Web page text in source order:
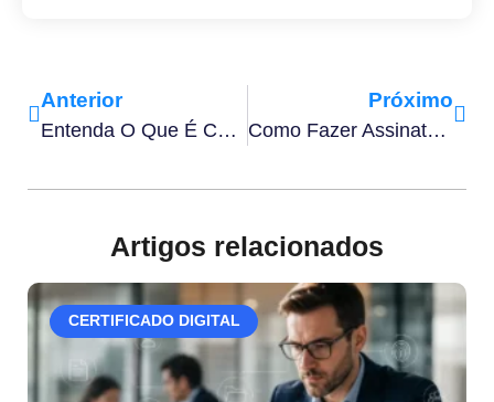
Anterior
Entenda O Que É Contrato De Sigilo Industrial​ E Como Assiná-Lo
Próximo
Como Fazer Assinatura Em PDF Com Validade Jurídica Em 4 Etapas
Artigos relacionados
CERTIFICADO DIGITAL